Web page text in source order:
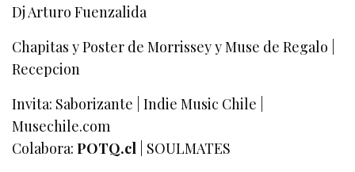
Dj Arturo Fuenzalida
Chapitas y Poster de Morrissey y Muse de Regalo |
Recepcion
Invita: Saborizante | Indie Music Chile |
Musechile.com
Colabora:POTQ.cl | SOULMATES